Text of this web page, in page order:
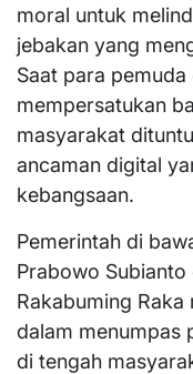
moral untuk
jebakan yang
Saat para
mempersatukan
masyarakat
ancaman digital
kebangsaan.
Pemerintah di
Prabowo Subianto
Rakabuming
dalam menumpas
di tengah